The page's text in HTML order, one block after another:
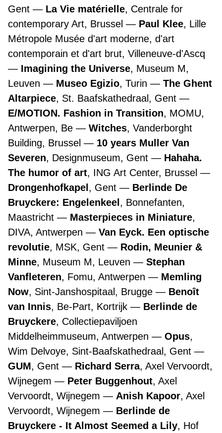
Gent
La Vie matérielle, Centrale for
contemporary Art, Brussel
Paul Klee, Lille
Métropole Musée d'art moderne, d'art
contemporain et d'art brut, Villeneuve-d'Ascq
Imagining the Universe, Museum M,
Leuven
Museo Egizio, Turin
The Ghent
Altarpiece, St. Baafskathedraal, Gent
E/MOTION. Fashion in Transition, MOMU,
Antwerpen, Be
Witches, Vanderborght
Building, Brussel
10 years Muller Van
Severen, Designmuseum, Gent
Hahaha.
The humor of art, ING Art Center, Brussel
Drongenhofkapel , Gent
Berlinde De
Bruyckere: Engelenkeel , Bonnefanten,
Maastricht
Masterpieces in Miniature,
DIVA, Antwerpen
Van Eyck. Een optische
revolutie, MSK, Gent
Rodin, Meunier &
Minne, Museum M, Leuven
Stephan
Vanfleteren, Fomu, Antwerpen
Memling
Now, Sint-Janshospitaal, Brugge
Benoît
van Innis, Be-Part, Kortrijk
Berlinde de
Bruyckere, Collectiepaviljoen
Middelheimmuseum, Antwerpen
Opus,
Wim Delvoye, Sint-Baafskathedraal, Gent
GUM, Gent Richard Serra, Axel Vervoordt,
Wijnegem
Peter Buggenhout, Axel
Vervoordt, Wijnegem
Anish Kapoor, Axel
Vervoordt, Wijnegem
Berlinde de
Bruyckere - It Almost Seemed a Lily, Hof